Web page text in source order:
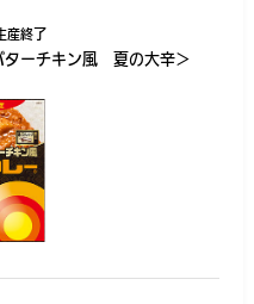
産終了
ターチキン風 夏の大辛＞